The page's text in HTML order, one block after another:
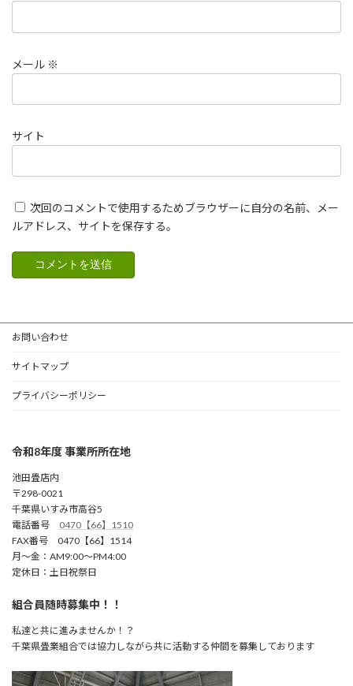
メール ※
サイト
次回のコメントで使用するためブラウザーに自分の名前、メー
ルアドレス、サイトを保存する。
お問い合わせ
サイトマップ
プライバシーポリシー
令和8年度 事業所所在地
池田畳店内
〒298-0021
千葉県いすみ市高谷5
電話番号 0470【66】1510
FAX番号 0470【66】1514
月～金：AM9:00～PM4:00
定休日：土日祝祭日
組合員随時募集中！！
私達と共に進みませんか！？
千葉県畳業組合では協力しながら共に活動する仲間を募集しております